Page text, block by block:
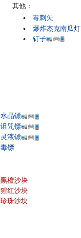
其他：
毒刺矢
爆炸杰克南瓜灯
钉子
水晶镖
诅咒镖
灵液镖
毒镖
黑檀沙块
猩红沙块
珍珠沙块